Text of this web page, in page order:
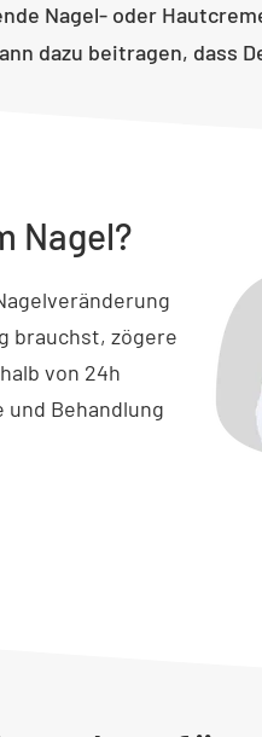
Nagel- oder
dazu beitragen, dass
Nagel?
brauchst, zögere
von 24h
und Behandlung